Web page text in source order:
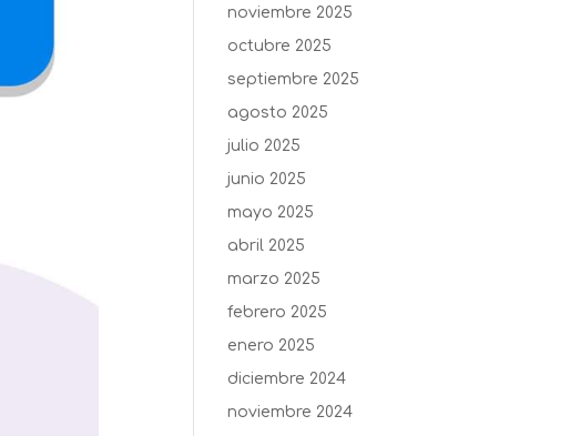
noviembre 2025
octubre 2025
septiembre 2025
agosto 2025
julio 2025
junio 2025
mayo 2025
abril 2025
marzo 2025
febrero 2025
enero 2025
diciembre 2024
noviembre 2024